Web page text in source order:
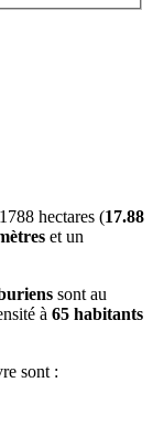
hectares (17.88
et un
sont au
à 65 habitants
sont :